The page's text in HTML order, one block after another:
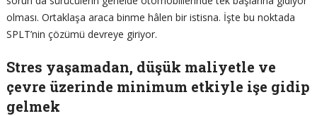
olması. Ortaklaşa araca binme hâlen bir istisna. İşte bu noktada
SPLT’nin çözümü devreye giriyor.
Stres yaşamadan, düşük maliyetle ve
çevre üzerinde minimum etkiyle işe gidip
gelmek